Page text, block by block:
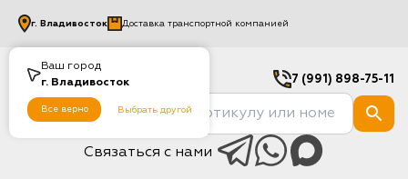
Ваш город
г. Владивосток
Все верно Выбрать другой
г. Владивосток Доставка транспортной компанией
7 (991) 898-75-11
Связаться с нами